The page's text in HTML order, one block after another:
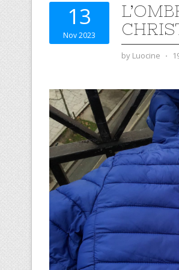
13
Nov 2023
by Luocine ⋅